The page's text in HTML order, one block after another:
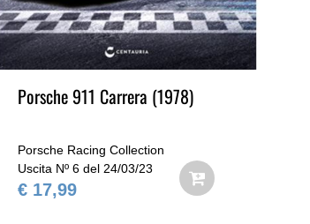
Porsche 911 Carrera (1978)
Porsche Racing Collection
Uscita Nº 6 del 24/03/23
€ 17,99